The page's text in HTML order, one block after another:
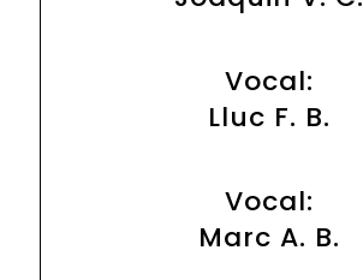
Vocal:
Lluc F. B.
Vocal:
Marc A. B.